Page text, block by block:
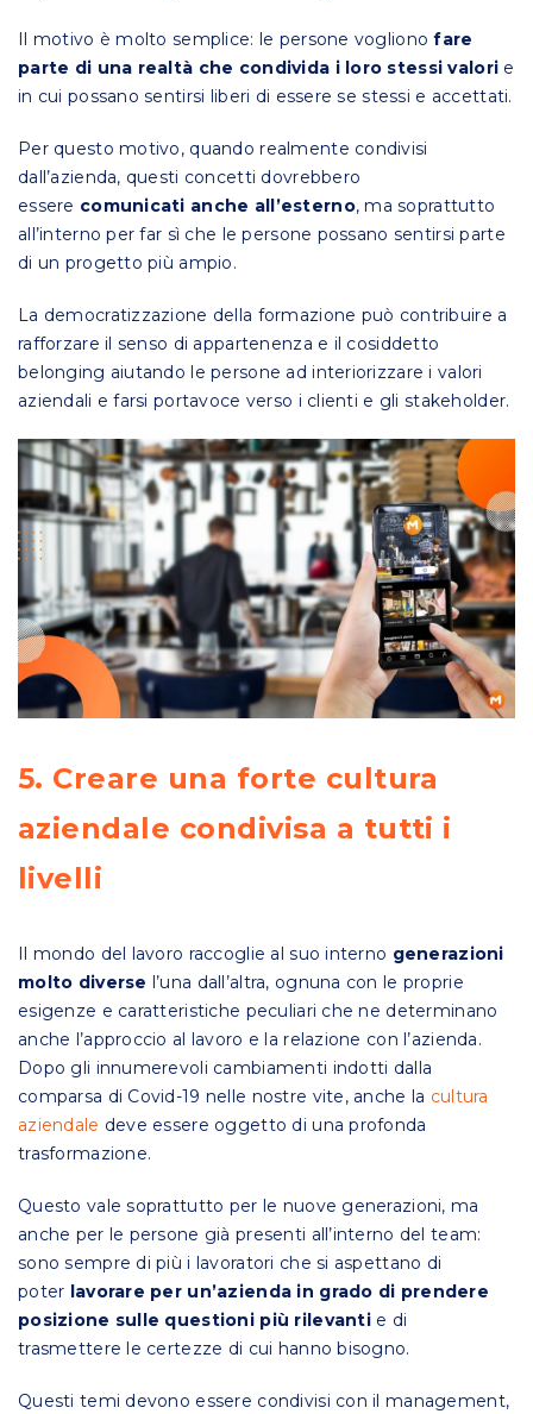
Il motivo è molto semplice: le persone vogliono fare
parte di una realtà che condivida i loro stessi valori e
in cui possano sentirsi liberi di essere se stessi e accettati.
Per questo motivo, quando realmente condivisi
dall’azienda, questi concetti dovrebbero
essere comunicati anche all’esterno, ma soprattutto
all’interno per far sì che le persone possano sentirsi parte
di un progetto più ampio.
La democratizzazione della formazione può contribuire a
rafforzare il senso di appartenenza e il cosiddetto
belonging aiutando le persone ad interiorizzare i valori
aziendali e farsi portavoce verso i clienti e gli stakeholder.
5. Creare una forte cultura
aziendale condivisa a tutti i
livelli
Il mondo del lavoro raccoglie al suo interno generazioni
molto diverse l’una dall’altra, ognuna con le proprie
esigenze e caratteristiche peculiari che ne determinano
anche l’approccio al lavoro e la relazione con l’azienda.
Dopo gli innumerevoli cambiamenti indotti dalla
comparsa di Covid-19 nelle nostre vite, anche la cultura
aziendale deve essere oggetto di una profonda
trasformazione.
Questo vale soprattutto per le nuove generazioni, ma
anche per le persone già presenti all’interno del team:
sono sempre di più i lavoratori che si aspettano di
poter lavorare per un’azienda in grado di prendere
posizione sulle questioni più rilevantie di
trasmettere le certezze di cui hanno bisogno.
Questi temi devono essere condivisi con il management,